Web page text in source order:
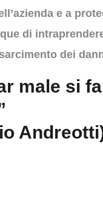
e a
di
dei
male si